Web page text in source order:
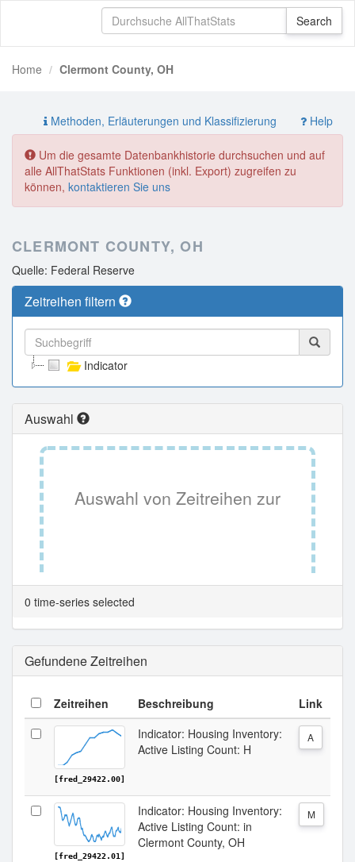
Home Clermont County, OH
Methoden, Erläuterungen und Klassifizierung Help
Um die gesamte Datenbankhistorie durchsuchen und auf
alle AllThatStats Funktionen (inkl. Export) zugreifen zu
können, kontaktieren Sie uns
CLERMONT COUNTY, OH
Quelle: Federal Reserve
Zeitreihen filtern
Indicator
Auswahl
Auswahl von Zeitreihen zur
Tabellenansicht.
0 time-series selected
Gefundene Zeitreihen
Zeitreihen Beschreibung Link
[fred_29422.00]
Indicator: Housing Inventory:
Active Listing Count: H
A
[fred_29422.01]
Indicator: Housing Inventory:
Active Listing Count: in
Clermont County, OH
M